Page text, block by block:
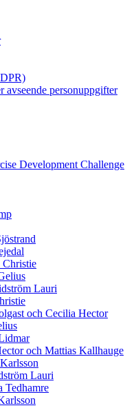
avseende personuppgifter
Development Challenge
Christie
Lauri
och Cecilia Hector
och Mattias Kallhauge
Lauri
Tedhamre